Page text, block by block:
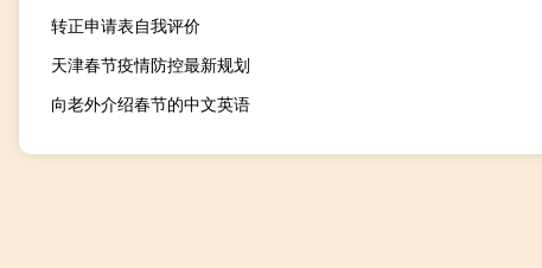
转正申请表自我评价
天津春节疫情防控最新规划
向老外介绍春节的中文英语